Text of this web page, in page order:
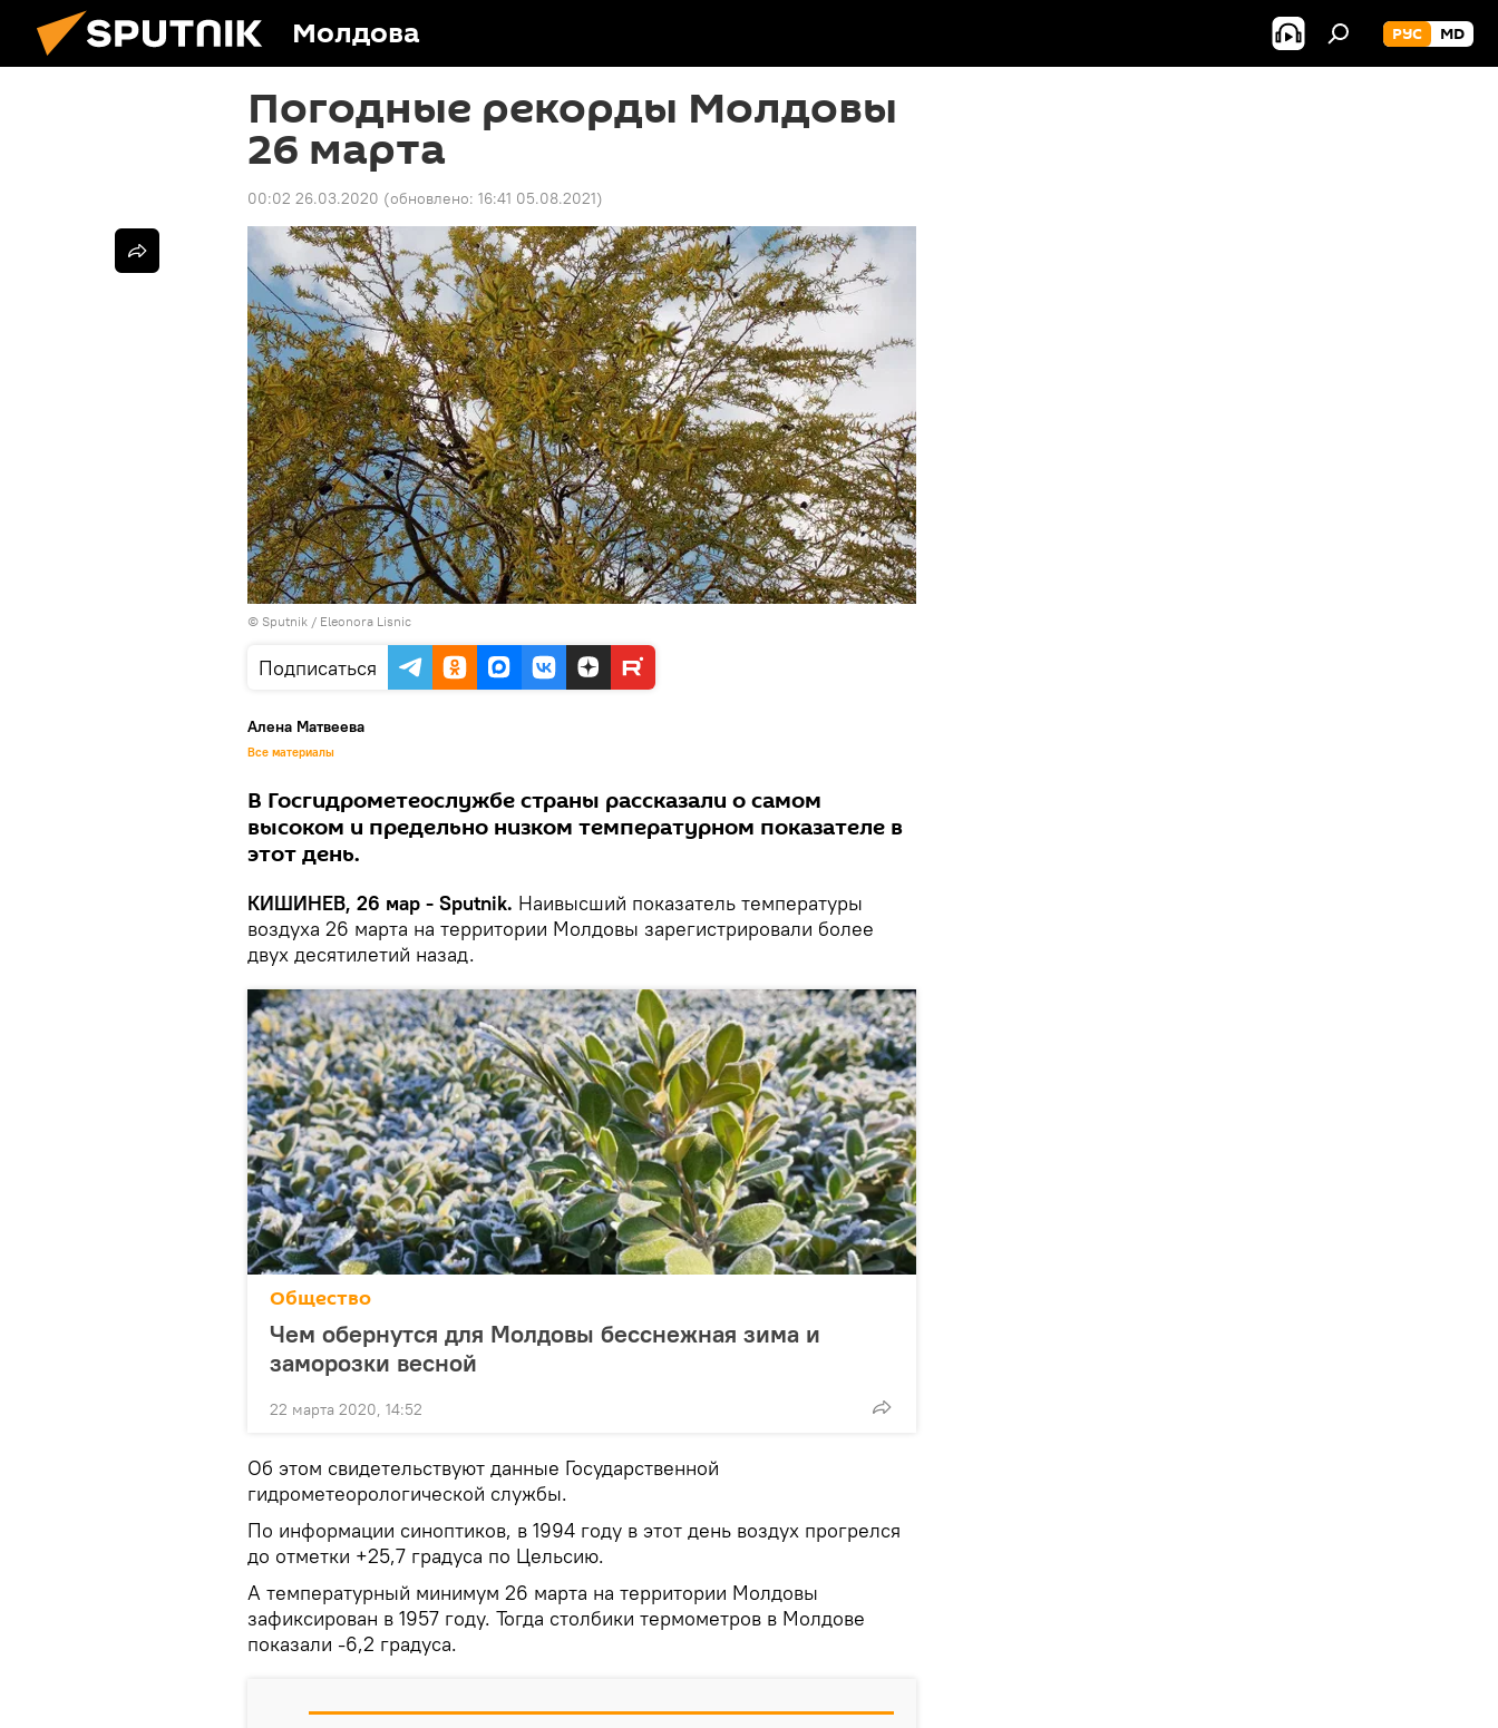
Молдова РУС MD
Погодные рекорды Молдовы
26 марта
00:02 26.03.2020 (обновлено: 16:41 05.08.2021)
© Sputnik / Eleonora Lisnic
Подписаться
Алена Матвеева
Все материалы
В Госгидрометеослужбе страны рассказали о самом
высоком и предельно низком температурном показателе в
этот день.
КИШИНЕВ, 26 мар - Sputnik. Наивысший показатель температуры
воздуха 26 марта на территории Молдовы зарегистрировали более
двух десятилетий назад.
Общество
Чем обернутся для Молдовы бесснежная зима и
заморозки весной
22 марта 2020, 14:52
Об этом свидетельствуют данные Государственной
гидрометеорологической службы.
По информации синоптиков, в 1994 году в этот день воздух прогрелся
до отметки +25,7 градуса по Цельсию.
А температурный минимум 26 марта на территории Молдовы
зафиксирован в 1957 году. Тогда столбики термометров в Молдове
показали -6,2 градуса.